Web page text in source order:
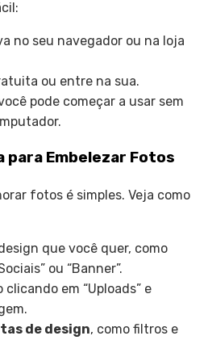
no seu navegador ou na loja
ou entre na sua.
pode começar a usar sem
para Embelezar Fotos
fotos é simples. Veja como
que você quer, como
ou “Banner”.
em “Uploads” e
de design, como filtros e